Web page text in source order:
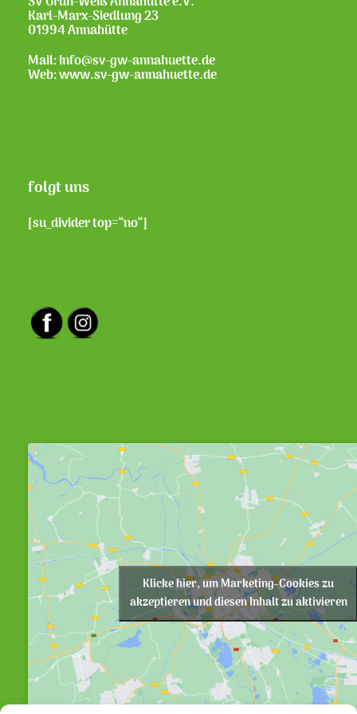
Karl-Marx-Siedlung 23
01994 Annahütte
Mail: info@sv-gw-annahuette.de
Web:www.sv-gw-annahuette.de
folgt uns
[su_divider top=“no“]
Klicke hier, um Marketing-Cookies zu
akzeptieren und diesen Inhalt zu aktivieren